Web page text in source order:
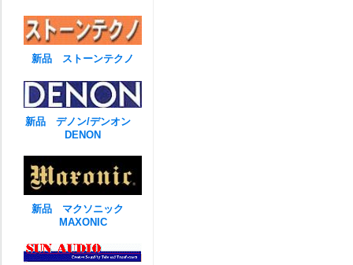
新品 ストーンテクノ
新品 デノン/デンオン
DENON
新品 マクソニック
MAXONIC